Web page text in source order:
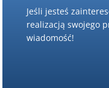
Jeśli jesteś
realizacją swojego
wiadomość!